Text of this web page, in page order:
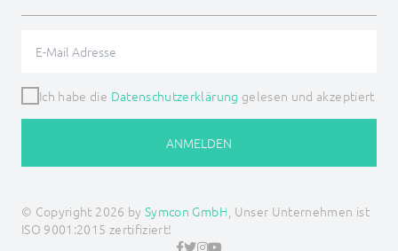
Ich habe die Datenschutzerklärung gelesen und akzeptiert
ANMELDEN
© Copyright 2026 by Symcon GmbH, Unser Unternehmen ist
ISO 9001:2015 zertifiziert!